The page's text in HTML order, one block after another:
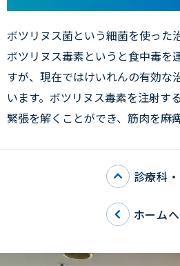
ボツリヌス菌という細菌を使った
ボツリヌス毒素というと食中毒を
すが、現在ではけいれんの有効な
います。ボツリヌス毒素を注射す
緊張を解くことができ、筋肉を麻
診療科
ホーム